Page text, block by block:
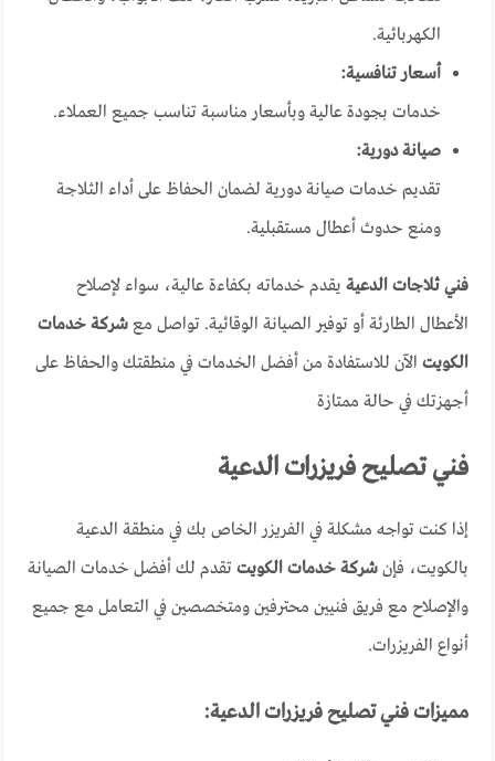
الكهربائية.
أسعار تنافسية:
خدمات بجودة عالية وبأسعار مناسبة تناسب جميع العملاء.
صيانة دورية:
تقديم خدمات صيانة دورية لضمان الحفاظ على أداء الثلاجة
ومنع حدوث أعطال مستقبلية.
فني ثلاجات الدعية يقدم خدماته بكفاءة عالية، سواء لإصلاح
الأعطال الطارئة أو توفير الصيانة الوقائية. تواصل معشركة خدمات
الكويت الآن للاستفادة من أفضل الخدمات في منطقتك والحفاظ على
أجهزتك في حالة ممتازة
فني تصليح فريزرات الدعية
إذا كنت تواجه مشكلة في الفريزر الخاص بك في منطقة الدعية
بالكويت، فإنشركة خدمات الكويت تقدم لك أفضل خدمات الصيانة
والإصلاح مع فريق فنيين محترفين ومتخصصين في التعامل مع جميع
أنواع الفريزرات.
مميزات فني تصليح فريزرات الدعية: